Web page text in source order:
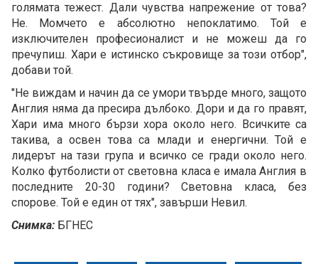
голямата тежест. Дали чувства напрежение от това?
Не. Момчето е абсолютно непоклатимо. Той е
изключителен професионалист и не можеш да го
пречупиш. Хари е истинско съкровище за този отбор",
добави той.
"Не виждам и начин да се умори твърде много, защото
Англия няма да пресира дълбоко. Дори и да го правят,
Хари има много бързи хора около него. Всичките са
такива, а освен това са млади и енергични. Той е
лидерът на тази група и всичко се гради около него.
Колко футболисти от световна класа е имала Англия в
последните 20-30 години? Световна класа, без
спорове. Той е един от тях", завърши Невил.
Снимка: БГНЕС